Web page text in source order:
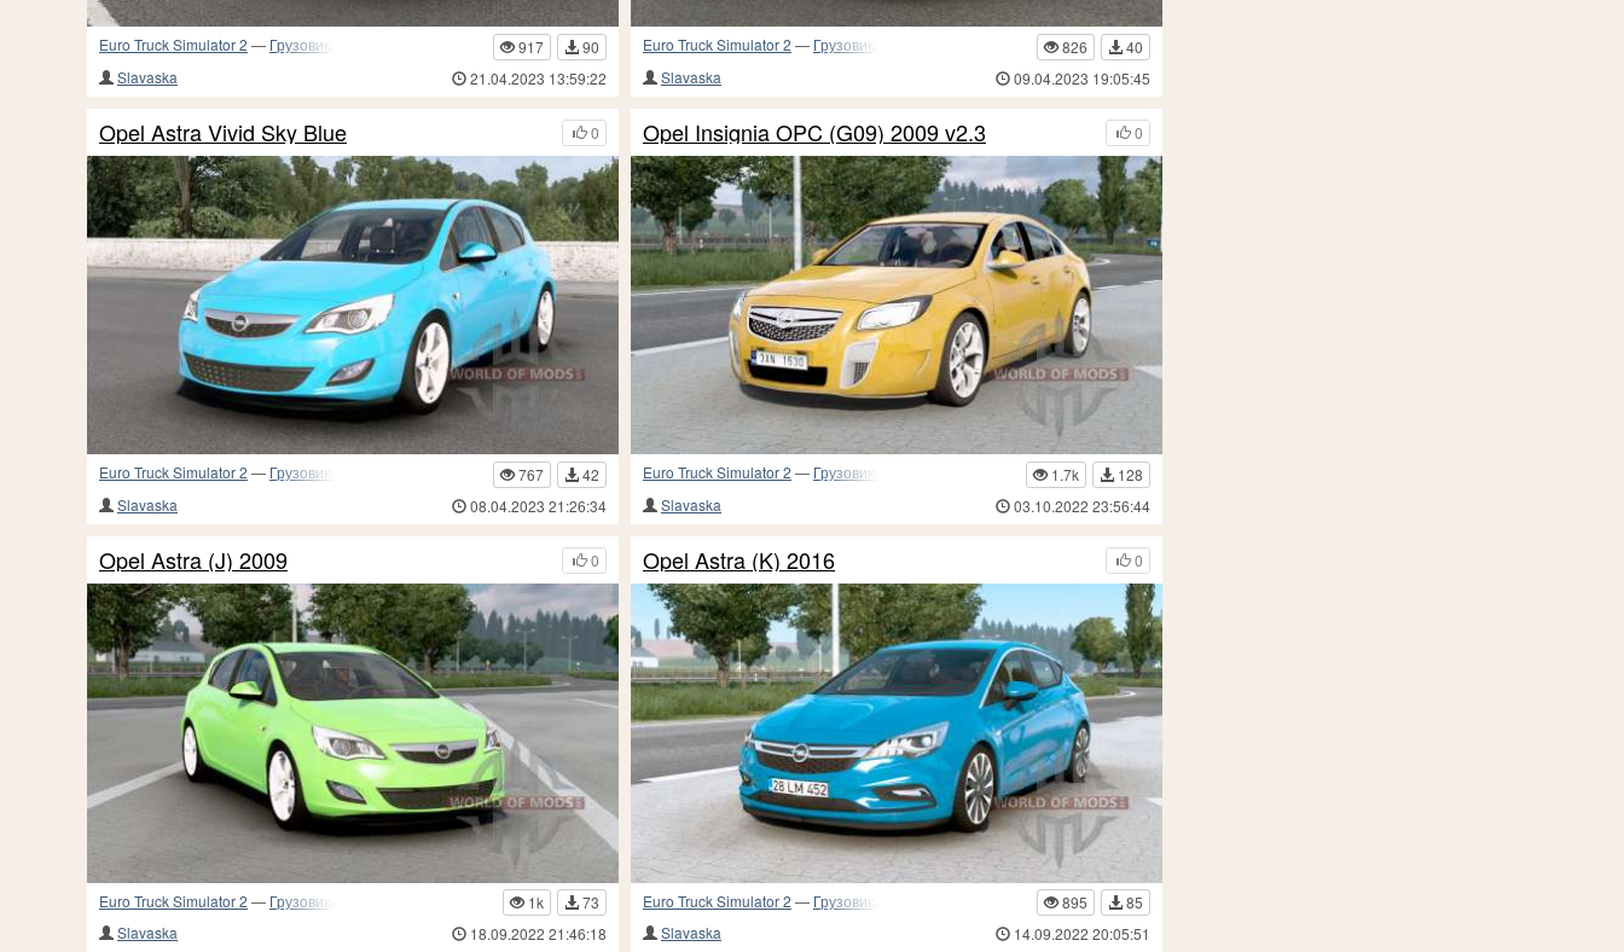
Euro Truck Simulator 2 — Грузовики и прочий транспорт 917
90
Slavaska
21.04.2023 13:59:22
Euro Truck Simulator 2 — Грузовики и прочий транспорт 826
40
Slavaska
09.04.2023 19:05:45
0
Opel Astra Vivid Sky Blue
Euro Truck Simulator 2 — Грузовики и прочий транспорт 767
42
Slavaska
08.04.2023 21:26:34
0
Opel Insignia OPC (G09) 2009 v2.3
Euro Truck Simulator 2 — Грузовики и прочий транспорт 1.7k
128
Slavaska
03.10.2022 23:56:44
0
Opel Astra (J) 2009
Euro Truck Simulator 2 — Грузовики и прочий транспорт 1k
73
Slavaska
18.09.2022 21:46:18
0
Opel Astra (K) 2016
Euro Truck Simulator 2 — Грузовики и прочий транспорт 895
85
Slavaska
14.09.2022 20:05:51